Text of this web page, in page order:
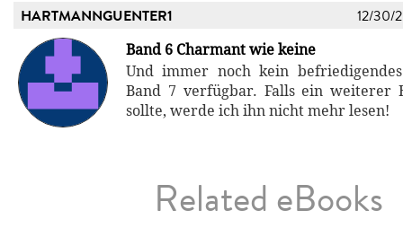
HARTMANNGUENTER1 12/30/
Band 6 Charmant wie keine
Und immer noch kein
Band 7 verfügbar. Falls ein weiterer
sollte, werde ich ihn nicht mehr lesen!
Related eBooks